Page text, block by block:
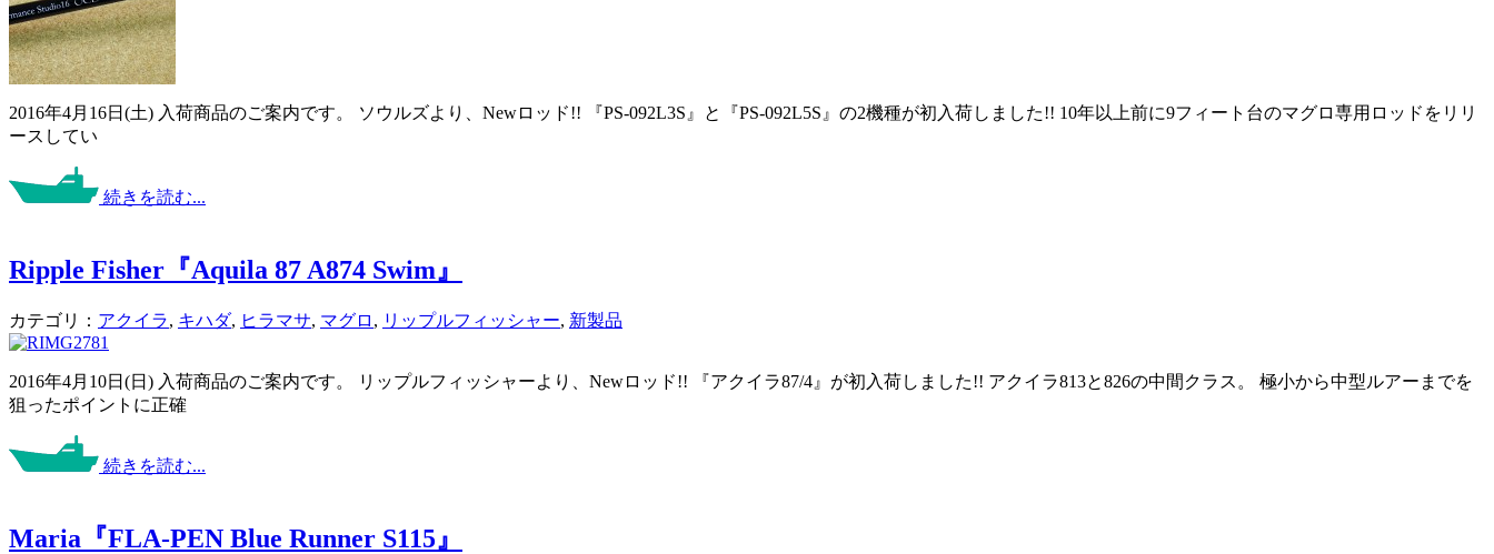
2016年4月16日(土) 入荷商品のご案内です。 ソウルズより、Newロッド!! 『PS-092L3S』と『PS-092L5S』の2機種が初入荷しました!! 10年以上前に9フィート台のマグロ専用ロッドをリリ
ースしてい
続きを読む...
Ripple Fisher『Aquila 87 A874 Swim』
カテゴリ： アクイラ, キハダ, ヒラマサ, マグロ , リップルフィッシャー, 新製品
2016年4月10日(日) 入荷商品のご案内です。 リップルフィッシャーより、Newロッド!! 『アクイラ87/4』が初入荷しました!! アクイラ813と826の中間クラス。 極小から中型ルアーまでを
狙ったポイントに正確
続きを読む...
Maria『FLA-PEN Blue Runner S115』